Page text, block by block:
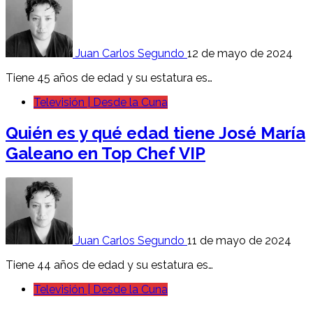
Juan Carlos Segundo 12 de mayo de 2024
Tiene 45 años de edad y su estatura es…
Televisión | Desde la Cuna
Quién es y qué edad tiene José María
Galeano en Top Chef VIP
Juan Carlos Segundo 11 de mayo de 2024
Tiene 44 años de edad y su estatura es…
Televisión | Desde la Cuna